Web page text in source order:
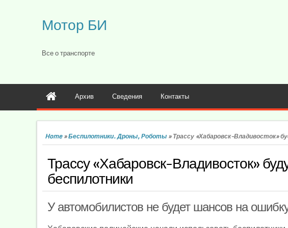
Мотор БИ
Все о транспорте
Архив Сведения Контакты
Home»Беспилотники. Дроны, Роботы »Трассу «Хабаровск-Владивосток»
Трассу «Хабаровск-Владивосток»
беспилотники
У автомобилистов не будет шансов на